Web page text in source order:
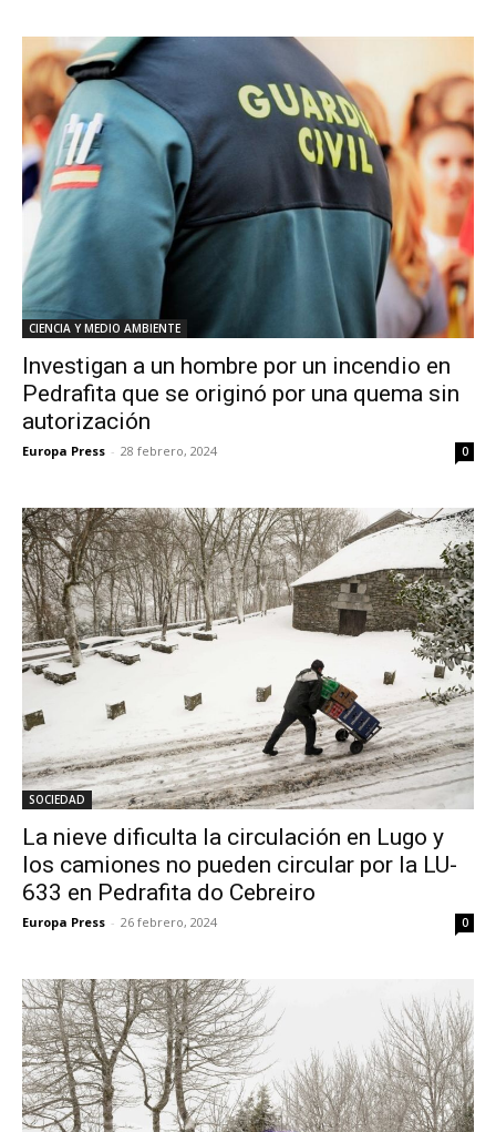
CIENCIA Y MEDIO AMBIENTE
Investigan a un hombre por un incendio en
Pedrafita que se originó por una quema sin
autorización
Europa Press - 28 febrero, 2024 0
SOCIEDAD
La nieve dificulta la circulación en Lugo y
los camiones no pueden circular por la LU-
633 en Pedrafita do Cebreiro
Europa Press - 26 febrero, 2024 0